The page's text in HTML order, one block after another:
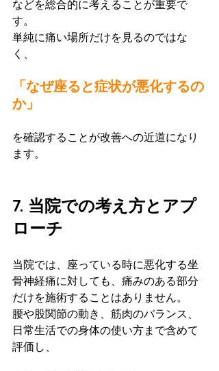
などを総合的に考えることが重要で
す。
単純に痛い場所だけを見るのではな
く、
「なぜ座ると症状が悪化するの
か」
を確認することが改善への近道になり
ます。
7. 当院での考え方とアプ
ローチ
当院では、座っている時に悪化する坐
骨神経痛に対しても、痛みのある部分
だけを施術することはありません。
腰や股関節の動き、筋肉のバランス、
日常生活での身体の使い方まで含めて
評価し、